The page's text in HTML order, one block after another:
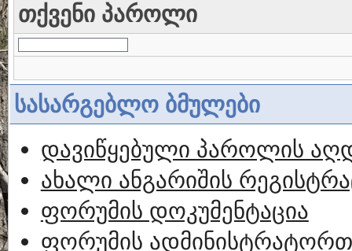
თქვენი პაროლი
სასარგებლო ბმულები
დავიწყებული პაროლის
ახალი ანგარიშის
ფორუმის დოკუმენტაცია
ფორუმის